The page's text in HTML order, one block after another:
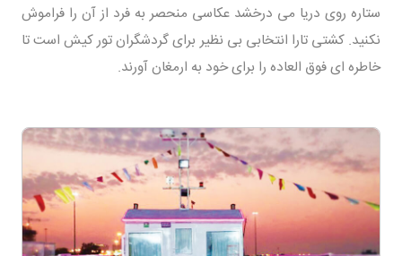
ستاره روی دریا می درخشد عکاسی منحصر به فرد از آن را فراموش
نکنید. کشتی تارا انتخابی بی نظیر برای گردشگران تور کیش است تا
خاطره ای فوق العاده را برای خود به ارمغان آورند.